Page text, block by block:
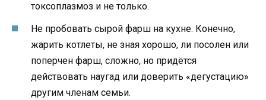
токсоплазмоз и не только.
Не пробовать сырой фарш на кухне. Конечно,
жарить котлеты, не зная хорошо, ли посолен или
поперчен фарш, сложно, но придётся
действовать наугад или доверить «дегустацию»
другим членам семьи.